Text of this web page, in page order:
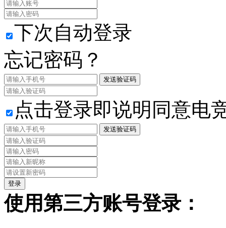
下次自动登录
忘记密码？
发送验证码
点击登录即说明同意电
发送验证码
使用第三方账号登录：